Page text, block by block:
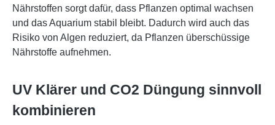
Nährstoffen sorgt dafür, dass Pflanzen optimal wachsen
und das Aquarium stabil bleibt. Dadurch wird auch das
Risiko von Algen reduziert, da Pflanzen überschüssige
Nährstoffe aufnehmen.
UV Klärer und CO2 Düngung sinnvoll
kombinieren